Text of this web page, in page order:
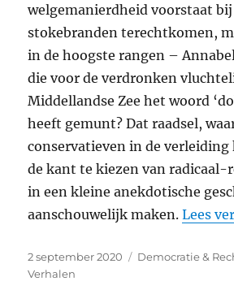
welgemanierdheid voorstaat
stokebranden terechtkomen,
in de hoogste rangen –
die voor de verdronken
Middellandse Zee het woord
heeft gemunt? Dat raadsel,
conservatieven in de
de kant te kiezen van radicaal-
in een kleine anekdotische
aanschouwelijk maken.Lees
Geplaatst
op
2 september 2020 Categorieën
Democratie &
Verhalen